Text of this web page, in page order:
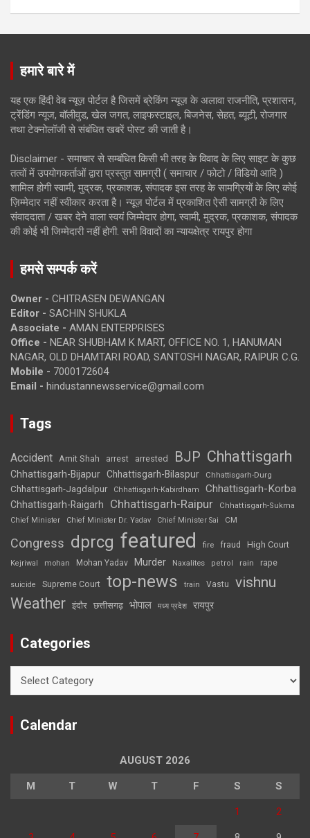
हमारे बारे में
यह एक हिंदी वेब न्यूज़ पोर्टल है जिसमें ब्रेकिंग न्यूज़ के अलावा राजनीति, प्रशासन,
ट्रेंडिंग न्यूज, बॉलीवुड, खेल जगत, लाइफस्टाइल, बिजनेस, सेहत, ब्यूटी, रोजगार
तथा टेक्नोलॉजी से संबंधित खबरें पोस्ट की जाती है।
Disclaimer - समाचार से सम्बंधित किसी भी तरह के विवाद के लिए साइट के कुछ
तत्वों में उपयोगकर्ताओं द्वारा प्रस्तुत सामग्री ( समाचार / फोटो / विडियो आदि )
शामिल होगी स्वामी, मुद्रक, प्रकाशक, संपादक इस तरह के सामग्रियों के लिए कोई
ज़िम्मेदार नहीं स्वीकार करता है। न्यूज़ पोर्टल में प्रकाशित ऐसी सामग्री के लिए
संवाददाता / खबर देने वाला स्वयं जिम्मेदार होगा, स्वामी, मुद्रक, प्रकाशक, संपादक
की कोई भी जिम्मेदारी नहीं होगी. सभी विवादों का न्यायक्षेत्र रायपुर होगा
हमसे सम्पर्क करें
Owner - CHITRASEN DEWANGAN
Editor - SACHIN SHUKLA
Associate - AMAN ENTERPRISES
Office - NEAR SHUBHAM K MART, OFFICE NO. 1, HANUMAN
NAGAR, OLD DHAMTARI ROAD, SANTOSHI NAGAR, RAIPUR C.G.
Mobile - 7000172604
Email - hindustannewsservice@gmail.com
Tags
Accident Amit Shah arrest arrested BJP Chhattisgarh
Chhattisgarh-Bijapur Chhattisgarh-Bilaspur Chhattisgarh-Durg
Chhattisgarh-Jagdalpur Chhattisgarh-Kabirdham Chhattisgarh-Korba
Chhattisgarh-Raigarh Chhattisgarh-Raipur
Chhattisgarh-Sukma
Chief Minister
Chief Minister Dr. Yadav Chief Minister Sai CM
Congress dprcg featured fire fraud High Court
Kejriwal mohan Mohan Yadav Murder Naxalites petrol rain rape
suicide Supreme Court top-news train Vastu vishnu
Weather इंदौर छत्तीसगढ़ भोपाल मध्य प्रदेश रायपुर
Categories
Calendar
AUGUST 2026
M T W T F S S
1 2